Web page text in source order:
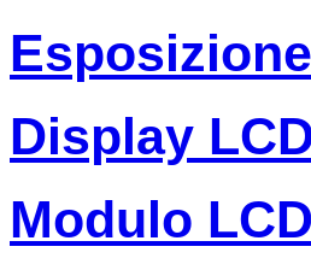
Display
Modulo